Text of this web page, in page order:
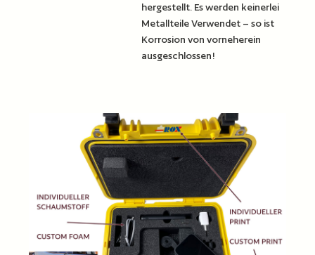
hergestellt. Es werden keinerlei
Metallteile Verwendet – so ist
Korrosion von vorneherein
ausgeschlossen!